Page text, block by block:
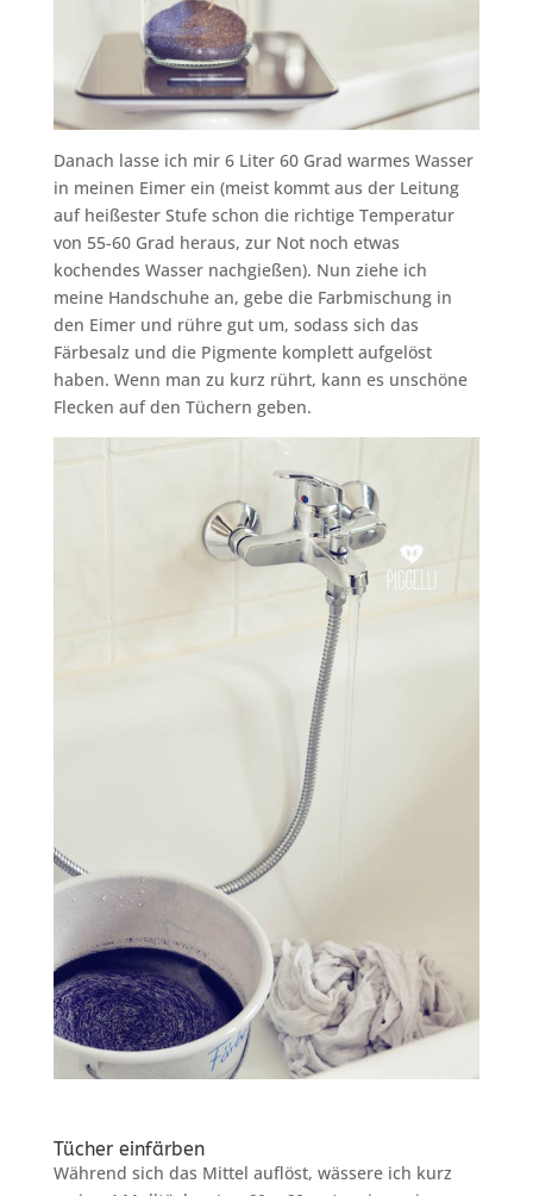
Danach lasse ich mir 6 Liter 60 Grad warmes Wasser
in meinen Eimer ein (meist kommt aus der Leitung
auf heißester Stufe schon die richtige Temperatur
von 55-60 Grad heraus, zur Not noch etwas
kochendes Wasser nachgießen). Nun ziehe ich
meine Handschuhe an, gebe die Farbmischung in
den Eimer und rühre gut um, sodass sich das
Färbesalz und die Pigmente komplett aufgelöst
haben. Wenn man zu kurz rührt, kann es unschöne
Flecken auf den Tüchern geben.
Tücher einfärben
Während sich das Mittel auflöst, wässere ich kurz